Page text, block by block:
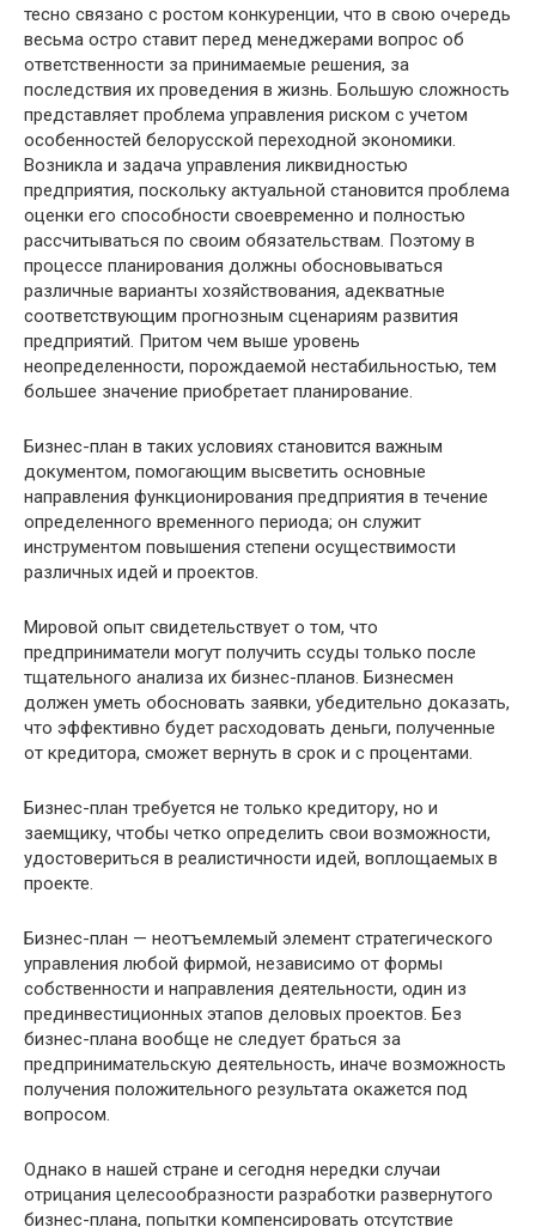
тесно связано с ростом конкуренции, что в свою очередь
весьма остро ставит перед менеджерами вопрос об
ответственности за принимаемые решения, за
последствия их проведения в жизнь. Большую сложность
представляет проблема управления риском с учетом
особенностей белорусской переходной экономики.
Возникла и задача управления ликвидностью
предприятия, поскольку актуальной становится проблема
оценки его способности своевременно и полностью
рассчитываться по своим обязательствам. Поэтому в
процессе планирования должны обосновываться
различные варианты хозяйствования, адекватные
соответствующим прогнозным сценариям развития
предприятий. Притом чем выше уровень
неопределенности, порождаемой нестабильностью, тем
большее значение приобретает планирование.
Бизнес-план в таких условиях становится важным
документом, помогающим высветить основные
направления функционирования предприятия в течение
определенного временного периода; он служит
инструментом повышения степени осуществимости
различных идей и проектов.
Мировой опыт свидетельствует о том, что
предприниматели могут получить ссуды только после
тщательного анализа их бизнес-планов. Бизнесмен
должен уметь обосновать заявки, убедительно доказать,
что эффективно будет расходовать деньги, полученные
от кредитора, сможет вернуть в срок и с процентами.
Бизнес-план требуется не только кредитору, но и
заемщику, чтобы четко определить свои возможности,
удостовериться в реалистичности идей, воплощаемых в
проекте.
Бизнес-план — неотъемлемый элемент стратегического
управления любой фирмой, независимо от формы
собственности и направления деятельности, один из
прединвестиционных этапов деловых проектов. Без
бизнес-плана вообще не следует браться за
предпринимательскую деятельность, иначе возможность
получения положительного результата окажется под
вопросом.
Однако в нашей стране и сегодня нередки случаи
отрицания целесообразности разработки развернутого
бизнес-плана, попытки компенсировать отсутствие